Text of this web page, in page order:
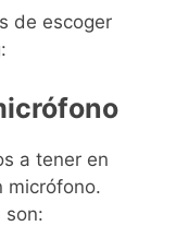
de escoger
a tener en
micrófono.
son: